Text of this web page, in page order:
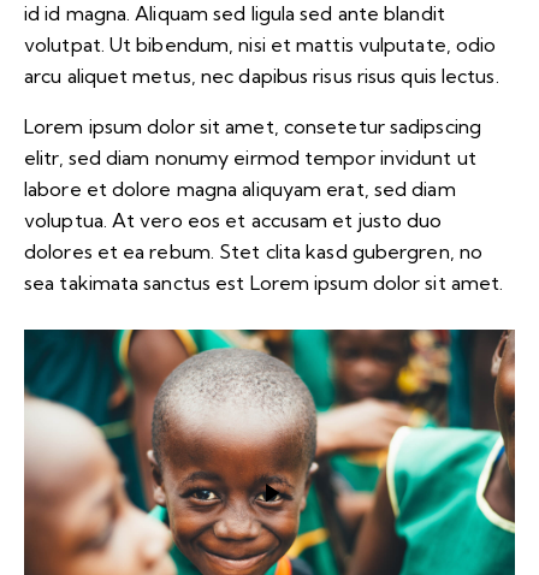
id id magna. Aliquam sed ligula sed ante blandit
volutpat. Ut bibendum, nisi et mattis vulputate, odio
arcu aliquet metus, nec dapibus risus risus quis lectus.
Lorem ipsum dolor sit amet, consetetur sadipscing
elitr, sed diam nonumy eirmod tempor invidunt ut
labore et dolore magna aliquyam erat, sed diam
voluptua. At vero eos et accusam et justo duo
dolores et ea rebum. Stet clita kasd gubergren, no
sea takimata sanctus est Lorem ipsum dolor sit amet.